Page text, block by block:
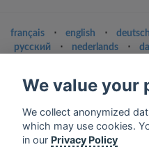
français ⋅ english ⋅ deutsch
русский
⋅ nederlands ⋅
Contact us: contact@my-radios.com
Terms of service
Privacy Policy
We value your
We collect anonymized
which may use cookies.
in our Privacy Policy